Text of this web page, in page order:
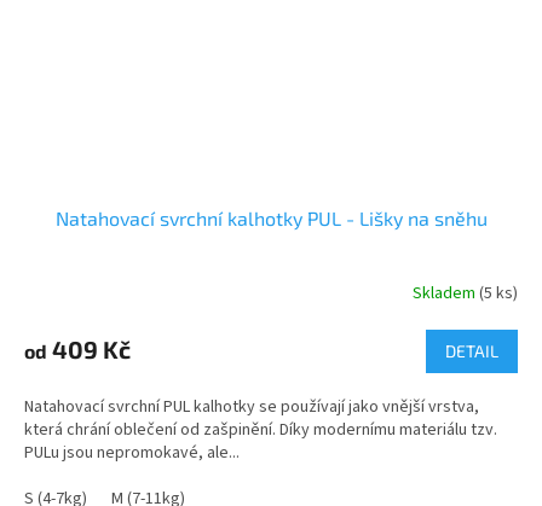
Natahovací svrchní kalhotky PUL - Lišky na sněhu
Skladem (5 ks)
od 409 Kč DETAIL
Natahovací svrchní PUL kalhotky se používají jako vnější vrstva,
která chrání oblečení od zašpinění. Díky modernímu materiálu tzv.
PULu jsou nepromokavé, ale...
S (4-7kg)
M (7-11kg)